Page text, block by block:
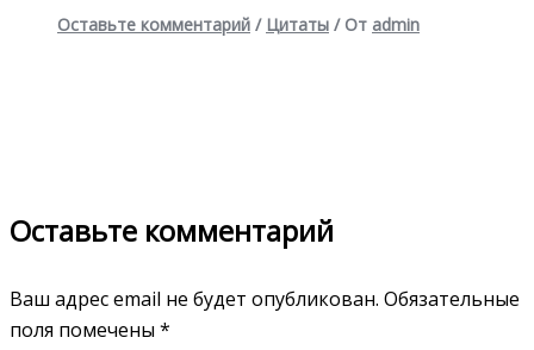
Оставьте комментарий / Цитаты / От admin
Оставьте комментарий
Ваш адрес email не будет опубликован. Обязательные
поля помечены *